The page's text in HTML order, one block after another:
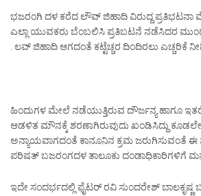
ಭಜರಂಗಿ ದಳ ಕರೆದ ಲೌವ್ ಜಿಹಾದಿ ವಿರುದ್ದ ಪ್ರತಿಭಟನಾ
ಎಲ್ಲಾ ಯುವಕರು ಬೆಂಬಲಿಸಿ ಪ್ರತಿಬಟನೆ ನಡೆಸಿದರ
. ಲವ್ ಜಿಹಾದಿ ಆಗದಂತೆ ಕಟ್ಟೆಚ್ಚರ ದಿಂದಿರಲು ಎಚ್ಚರಿಕೆ
ಹಿಂದುಗಳ ಮೇಲೆ ನಡೆಯುತ್ತಿರುವ ದೌರ್ಜನ್ಯ ಹಾಗೂ ಇತರೆ
ಆಡಳಿತ ಮೌನಕ್ಕೆ ಶರಣಾಗಿರುವುದು ಖಂಡಿಸಿದ್ದು
ಅನ್ಯಾಯವಾಗದಂತೆ ಕಾನೂನಿನ ಕ್ರಮ ಜರುಗಿಸುವಂತೆ ಈ
ಪರಿಷತ್ ಬಜರಂಗದಳ ತಾಲೂಕು ದಂಡಾಧಿಕಾರಿಗಳಿಗೆ
ಇದೇ ಸಂದರ್ಭದಲ್ಲಿ ಫೈಟರ್ ರವಿ ಸುಂದರೇಶ್ ಬಾಲಕೃಷ್ಣ